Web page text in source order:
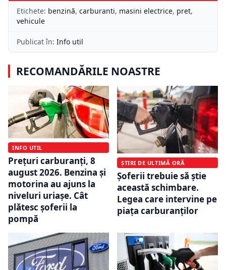
Etichete: benzină, carburanti, masini electrice, pret,
vehicule
Publicat în: Info util
RECOMANDĂRILE NOASTRE
INFO UTIL
Prețuri carburanți, 8
august 2026. Benzina și
motorina au ajuns la
niveluri uriașe. Cât
plătesc șoferii la
pompă
ȘTIRI DE ULTIMĂ ORĂ
Șoferii trebuie să știe
această schimbare.
Legea care intervine pe
piața carburanților